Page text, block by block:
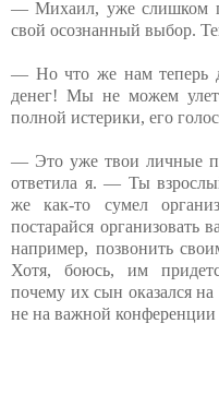
— Михаил, уже слишком
свой осознанный выбор.
— Но что же нам теперь
денег! Мы не можем
полной истерики, его
— Это уже твои личные
ответила я. — Ты
же как-то сумел
постарайся
например, позвонить
Хотя, боюсь, им
почему их сын оказался
не на важной